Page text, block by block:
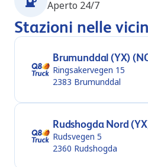
Aperto 24/7
Stazioni nelle
Brumunddal (YX)
Ringsakervegen 15
2383 Brumunddal
Rudshogda Nord
Rudsvegen 5
2360 Rudshogda